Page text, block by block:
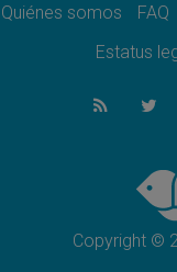
Quiénes somos FAQ
Estatus
Copyright ©